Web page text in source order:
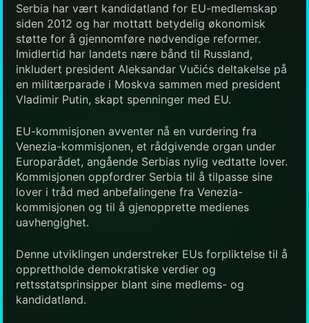
Serbia har vært kandidatland for EU-medlemskap
siden 2012 og har mottatt betydelig økonomisk
støtte for å gjennomføre nødvendige reformer.
Imidlertid har landets nære bånd til Russland,
inkludert president Aleksandar Vučićs deltakelse på
en militærparade i Moskva sammen med president
Vladimir Putin, skapt spenninger med EU.
EU-kommisjonen avventer nå en vurdering fra
Venezia-kommisjonen, et rådgivende organ under
Europarådet, angående Serbias nylig vedtatte lover.
Kommisjonen oppfordrer Serbia til å tilpasse sine
lover i tråd med anbefalingene fra Venezia-
kommisjonen og til å gjenopprette medienes
uavhengighet.
Denne utviklingen understreker EUs forpliktelse til å
opprettholde demokratiske verdier og
rettsstatsprinsipper blant sine medlems- og
kandidatland.